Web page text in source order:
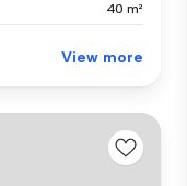
40 m²
View more